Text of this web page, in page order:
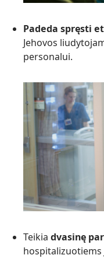
Padeda spręsti
Jehovos
personalui.
Teikia dvasinę
hospitalizuotiems